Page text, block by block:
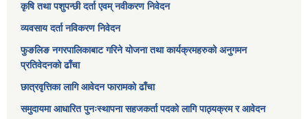
कृषि तथा पशुपन्छी दर्ता एवम् नवीकरण निवेदन
व्यवसाय दर्ता नविकरण निवेदन
फुङलिङ नगरपालिकाबाट गरिने योजना तथा कार्यक्रमहरुको अनुगमन
प्रतिवेदनको ढाँचा
छात्रवृत्तिका लागि आवेदन फारामको ढाँचा
समुदायमा आधारित पुनःस्थापना सहजकर्ता पदको लागि पाठ्यक्रम र आवेदन